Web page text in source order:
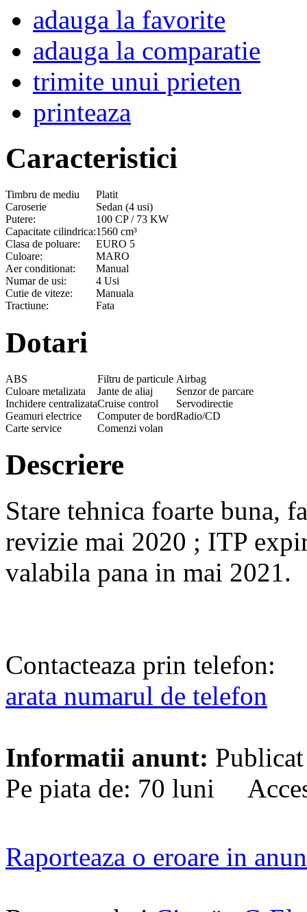
adauga la favorite
adauga la comparatie
trimite unui prieten
printeaza
Caracteristici
Timbru de mediu
Platit
Caroserie
Sedan (4 usi)
Putere:
100 CP / 73 KW
Capacitate cilindrica:1560 cm³
Clasa de poluare:
EURO 5
Culoare:
MARO
Aer conditionat:
Manual
Numar de usi:
4 Usi
Cutie de viteze:
Manuala
Tractiune:
Fata
Dotari
ABS Filtru de particule Airbag
Culoare metalizata
Jante de aliaj
Senzor de parcare
Inchidere centralizataCruise control
Servodirectie
Geamuri electrice
Computer de bordRadio/CD
Carte service
Comenzi volan
Descriere
Stare tehnica foarte buna,
revizie mai 2020 ; ITP
valabila pana in mai 2021.
Contacteaza prin telefon:
arata numarul de telefon
Informatii anunt:
Pe piata de: 70 luni
Raporteaza o eroare in